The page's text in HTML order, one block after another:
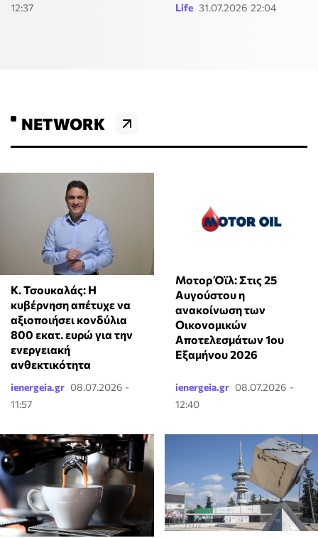
12:37
Life 31.07.2026 22:04
NETWORK
Κ. Τσουκαλάς: Η
κυβέρνηση απέτυχε να
αξιοποιήσει κονδύλια
800 εκατ. ευρώ για την
ενεργειακή
ανθεκτικότητα
ienergeia.gr 08.07.2026 -
11:57
Μοτορ Όϊλ: Στις 25
Αυγούστου η
ανακοίνωση των
Οικονομικών
Αποτελεσμάτων 1ου
Εξαμήνου 2026
ienergeia.gr 08.07.2026 -
12:40